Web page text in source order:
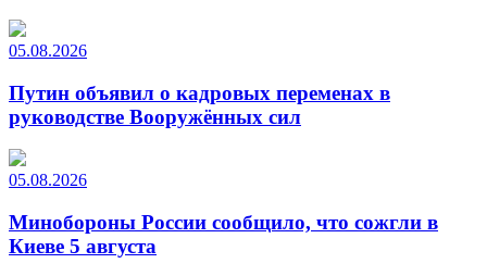
05.08.2026
Путин объявил о кадровых переменах в
руководстве Вооружённых сил
05.08.2026
Минобороны России сообщило, что сожгли в
Киеве 5 августа